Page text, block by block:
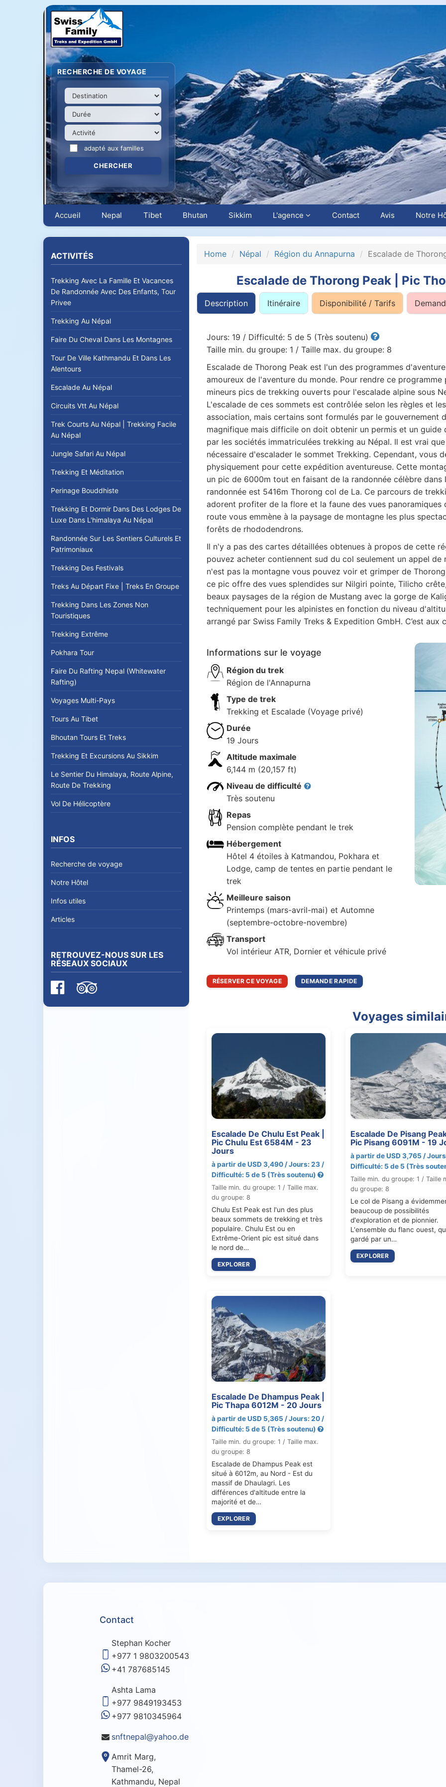
RECHERCHE DE VOYAGE
adapté aux familles
Accueil Nepal Tibet Bhutan Sikkim L'agence Contact Avis Notre
ACTIVITÉS
Trekking Avec La Famille Et Vacances
De Randonnée Avec Des Enfants, Tour
Privee
Trekking Au Népal
Faire Du Cheval Dans Les Montagnes
Tour De Ville Kathmandu Et Dans Les
Alentours
Escalade Au Népal
Circuits Vtt Au Népal
Trek Courts Au Népal | Trekking Facile
Au Népal
Jungle Safari Au Népal
Trekking Et Méditation
Perinage Bouddhiste
Trekking Et Dormir Dans Des Lodges De
Luxe Dans L'himalaya Au Népal
Randonnée Sur Les Sentiers Culturels Et
Patrimoniaux
Trekking Des Festivals
Treks Au Départ Fixe | Treks En Groupe
Trekking Dans Les Zones Non
Touristiques
Trekking Extrême
Pokhara Tour
Faire Du Rafting Nepal (Whitewater
Rafting)
Voyages Multi-Pays
Tours Au Tibet
Bhoutan Tours Et Treks
Trekking Et Excursions Au Sikkim
Le Sentier Du Himalaya, Route Alpine,
Route De Trekking
Vol De Hélicoptère
INFOS
Recherche de voyage
Notre Hôtel
Infos utiles
Articles
RETROUVEZ-NOUS SUR LES
RÉSEAUX SOCIAUX
Home Népal Région du Annapurna Escalade de
Escalade de Thorong Peak | Pic
Description Itinéraire Disponibilité / Tarifs
Jours: 19 / Difficulté: 5 de 5 (Très soutenu)
Taille min. du groupe: 1 / Taille max. du groupe: 8
Escalade de Thorong Peak est l'un des programmes
amoureux de l'aventure du monde. Pour rendre ce
mineurs pics de trekking ouverts pour l'escalade alpine sous
L'escalade de ces sommets est contrôlée selon les règles et
association, mais certains sont formulés par le gouvernement
magnifique mais difficile on doit obtenir un permis et un
par les sociétés immatriculées trekking au Népal. Il est vrai
nécessaire d'escalader le sommet Trekking. Cependant, vous
physiquement pour cette expédition aventureuse. Cette
un pic de 6000m tout en faisant de la randonnée célèbre
randonnée est 5416m Thorong col de La. Ce parcours de
adorent profiter de la flore et la faune des vues panoramiques
route vous emmène à la paysage de montagne les plus
forêts de rhododendrons.
Il n'y a pas des cartes détaillées obtenues à propos de cette
pouvez acheter contiennent sud du col seulement un appel
n'est pas la montagne vous pouvez voir et grimper de
ce pic offre des vues splendides sur Nilgiri pointe, Tilicho
beaux paysages de la région de Mustang avec la gorge de
techniquement pour les alpinistes en fonction du niveau
arrangé par Swiss Family Treks & Expedition GmbH. C’est
Informations sur le voyage
Région du trek
Région de l'Annapurna
Type de trek
Trekking et Escalade (Voyage privé)
Durée
19 Jours
Altitude maximale
6,144 m (20,157 ft)
Niveau de difficulté
Très soutenu
Repas
Pension complète pendant le trek
Hébergement
Hôtel 4 étoiles à Katmandou, Pokhara et
Lodge, camp de tentes en partie pendant le
trek
Meilleure saison
Printemps (mars-avril-mai) et Automne
(septembre-octobre-novembre)
Transport
Vol intérieur ATR, Dornier et véhicule privé
RÉSERVER CE VOYAGE DEMANDE RAPIDE
Voyages
Escalade De Chulu Est Peak |
Pic Chulu Est 6584M - 23
Jours
à partir de USD 3,490 / Jours: 23 /
Difficulté: 5 de 5 (Très soutenu)
Taille min. du groupe: 1 / Taille max.
du groupe: 8
Chulu Est Peak est l'un des plus
beaux sommets de trekking et très
populaire. Chulu Est ou en
Extrême-Orient pic est situé dans
le nord de…
EXPLORER
Escalade De Pisang
Pic Pisang 6091M - 19
à partir de USD 3,765 /
Difficulté: 5 de 5 (Très
Taille min. du groupe: 1 / Taille
du groupe: 8
Le col de Pisang a
beaucoup de possibilités
d'exploration et de pionnier.
L'ensemble du flanc ouest,
gardé par un…
EXPLORER
Escalade De Dhampus Peak |
Pic Thapa 6012M - 20 Jours
à partir de USD 5,365 / Jours: 20 /
Difficulté: 5 de 5 (Très soutenu)
Taille min. du groupe: 1 / Taille max.
du groupe: 8
Escalade de Dhampus Peak est
situé à 6012m, au Nord - Est du
massif de Dhaulagri. Les
différences d'altitude entre la
majorité et de…
EXPLORER
Contact
Stephan Kocher
+977 1 9803200543
+41 787685145
Ashta Lama
+977 9849193453
+977 9810345964
snftnepal@yahoo.de
Amrit Marg,
Thamel-26,
Kathmandu, Nepal